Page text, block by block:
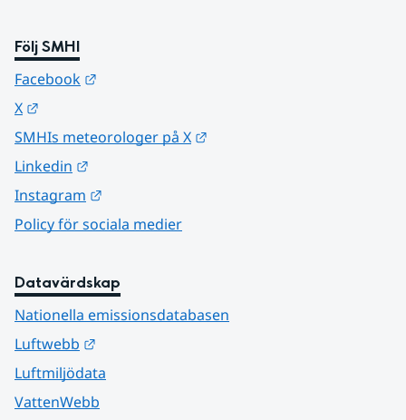
Följ SMHI
Facebook
X
SMHIs meteorologer på X
Linkedin
Instagram
Policy för sociala medier
Datavärdskap
Nationella emissionsdatabasen
Luftwebb
Luftmiljödata
VattenWebb